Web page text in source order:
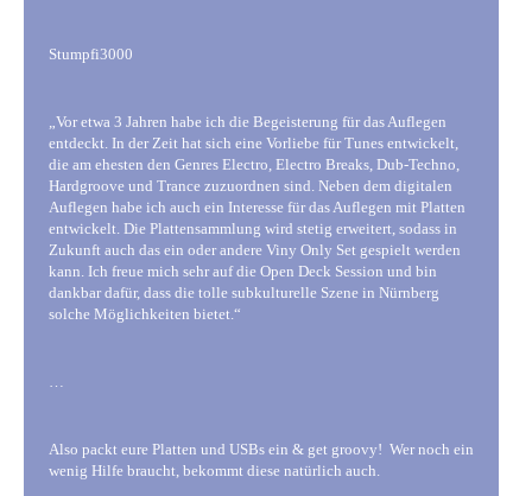
Stumpfi3000
„Vor etwa 3 Jahren habe ich die Begeisterung für das Auflegen
entdeckt. In der Zeit hat sich eine Vorliebe für Tunes entwickelt,
die am ehesten den Genres Electro, Electro Breaks, Dub-Techno,
Hardgroove und Trance zuzuordnen sind. Neben dem digitalen
Auflegen habe ich auch ein Interesse für das Auflegen mit Platten
entwickelt. Die Plattensammlung wird stetig erweitert, sodass in
Zukunft auch das ein oder andere Viny Only Set gespielt werden
kann. Ich freue mich sehr auf die Open Deck Session und bin
dankbar dafür, dass die tolle subkulturelle Szene in Nürnberg
solche Möglichkeiten bietet.“
Also packt eure Platten und USBs ein & get groovy! Wer noch ein
wenig Hilfe braucht, bekommt diese natürlich auch.